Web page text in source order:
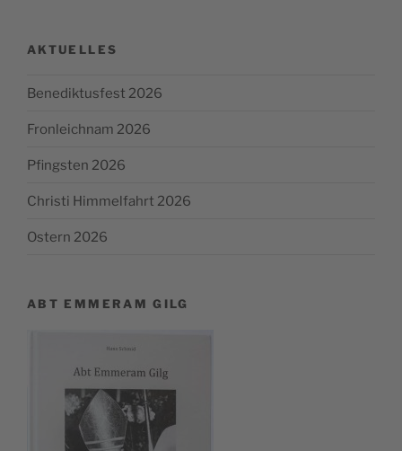
AKTUELLES
Benediktusfest 2026
Fronleichnam 2026
Pfingsten 2026
Christi Himmelfahrt 2026
Ostern 2026
ABT EMMERAM GILG